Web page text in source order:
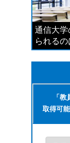
通信大
られる
「教
取得可